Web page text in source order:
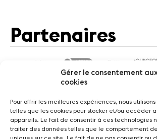
Gérer le consentement
cookies
Pour offrir les meilleures expériences, nous
telles que les cookies pour stocker et/ou accéder
appareils. Le fait de consentir à ces technologies
traiter des données telles que le comportement
Partenaires
ActualitésConcerts Bénévoles